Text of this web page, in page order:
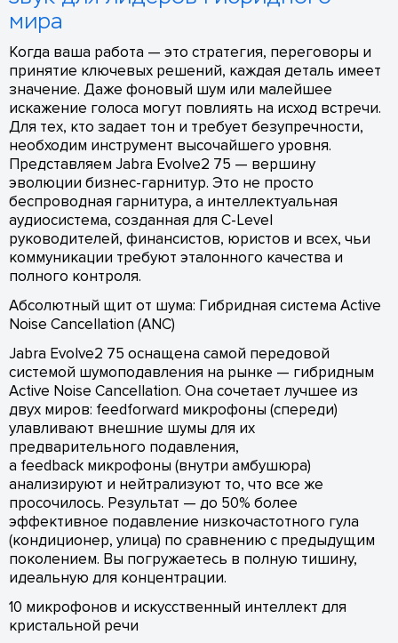
мира
Когда ваша работа — это стратегия, переговоры и
принятие ключевых решений, каждая деталь имеет
значение. Даже фоновый шум или малейшее
искажение голоса могут повлиять на исход встречи.
Для тех, кто задает тон и требует безупречности,
необходим инструмент высочайшего уровня.
Представляем Jabra Evolve2 75 — вершину
эволюции бизнес-гарнитур. Это не просто
беспроводная гарнитура, а интеллектуальная
аудиосистема, созданная для С-Level
руководителей, финансистов, юристов и всех, чьи
коммуникации требуют эталонного качества и
полного контроля.
Абсолютный щит от шума: Гибридная система Active
Noise Cancellation (ANC)
Jabra Evolve2 75 оснащена самой передовой
системой шумоподавления на рынке — гибридным
Active Noise Cancellation. Она сочетает лучшее из
двух миров: feedforward микрофоны (спереди)
улавливают внешние шумы для их
предварительного подавления,
а feedback микрофоны (внутри амбушюра)
анализируют и нейтрализуют то, что все же
просочилось. Результат — до 50% более
эффективное подавление низкочастотного гула
(кондиционер, улица) по сравнению с предыдущим
поколением. Вы погружаетесь в полную тишину,
идеальную для концентрации.
10 микрофонов и искусственный интеллект для
кристальной речи